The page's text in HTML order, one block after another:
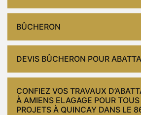
BÛCHERON
DEVIS BÛCHERON POUR
CONFIEZ VOS TRAVAUX
À AMIENS ELAGAGE POUR
PROJETS À QUINCAY DANS LE